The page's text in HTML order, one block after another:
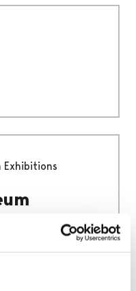
Exhibitions